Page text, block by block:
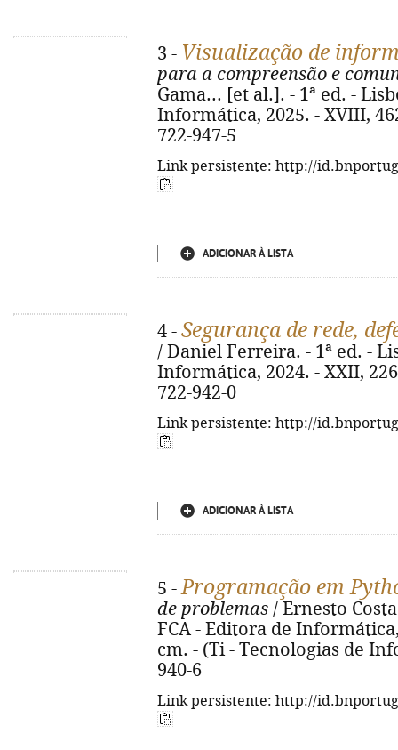
3 - Visualização de
para a compreensão e
Gama... [et al.]. - 1ª ed. -
Informática, 2025. - XVIII,
722-947-5
Link persistente: http://
ADICIONAR À LISTA
4 - Segurança de rede,
/ Daniel Ferreira. - 1ª ed. -
Informática, 2024. - XXII,
722-942-0
Link persistente: http://
ADICIONAR À LISTA
5 -Programação em
de problemas / Ernesto
FCA - Editora de
cm. - (Ti - Tecnologias de
940-6
Link persistente: http://